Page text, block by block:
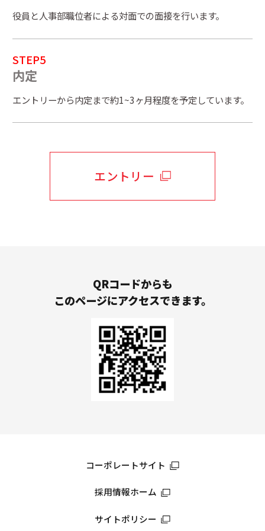
役員と人事部職位者による対面での面接を行います。
STEP5
内定
エントリーから内定まで約1~3ヶ月程度を予定しています。
エントリー
QRコードからも
このページにアクセスできます。
コーポレートサイト
採用情報ホーム
サイトポリシー